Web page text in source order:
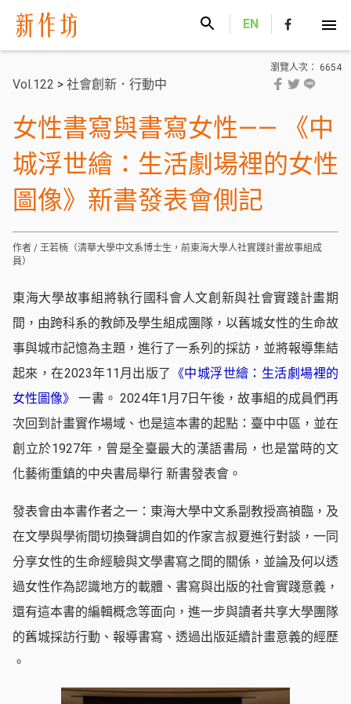
EN
瀏覽人次： 6654
Vol.122 > 社會創新．行動中
女性書寫與書寫女性—— 《中
城浮世繪：生活劇場裡的女性
圖像》新書發表會側記
作者 / 王若楠（清華大學中文系博士生，前東海大學人社實踐計畫故事組成
員）
東海大學故事組將執行國科會人文創新與社會實踐計畫期
間，由跨科系的教師及學生組成團隊，以舊城女性的生命故
事與城市記憶為主題，進行了一系列的採訪，並將報導集結
起來，在2023年11月出版了 《中城浮世繪：生活劇場裡的
女性圖像》
一書。 2024年1月7日午後，故事組的成員們再
次回到計畫實作場域、也是這本書的起點：臺中中區，並在
創立於1927年，曾是全臺最大的漢語書局，也是當時的文
化藝術重鎮的中央書局舉行 新書發表會。
發表會由本書作者之一：東海大學中文系副教授高禎臨，及
在文學與學術間切換聲調自如的作家言叔夏進行對談，一同
分享女性的生命經驗與文學書寫之間的關係，並論及何以透
過女性作為認識地方的載體、書寫與出版的社會實踐意義，
還有這本書的編輯概念等面向，進一步與讀者共享大學團隊
的舊城採訪行動、報導書寫、透過出版延續計畫意義的經歷
。